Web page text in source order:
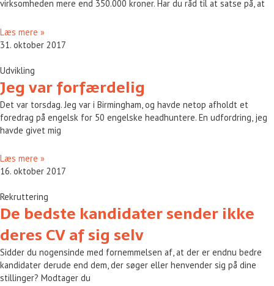
virksomheden mere end 350.000 kroner. Har du råd til at satse på, at
Læs mere »
31. oktober 2017
Udvikling
Jeg var forfærdelig
Det var torsdag. Jeg var i Birmingham, og havde netop afholdt et
foredrag på engelsk for 50 engelske headhuntere. En udfordring, jeg
havde givet mig
Læs mere »
16. oktober 2017
Rekruttering
De bedste kandidater sender ikke
deres CV af sig selv
Sidder du nogensinde med fornemmelsen af, at der er endnu bedre
kandidater derude end dem, der søger eller henvender sig på dine
stillinger? Modtager du